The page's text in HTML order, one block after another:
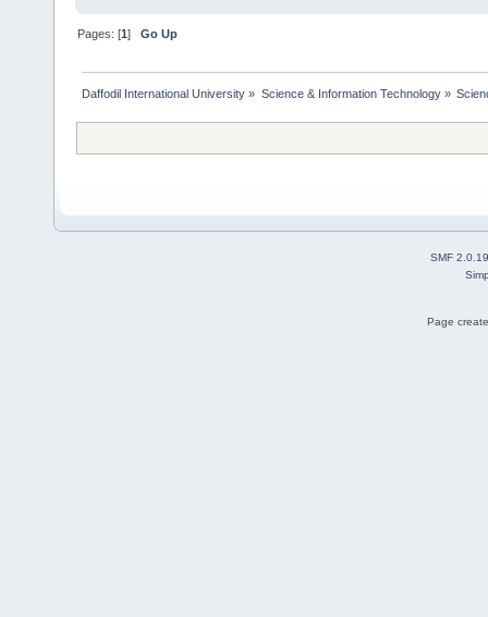
Pages: [1]Go Up
Daffodil International University » Science & Information Technology»
SMF 2.0.19
Page